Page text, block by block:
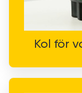
Kol för